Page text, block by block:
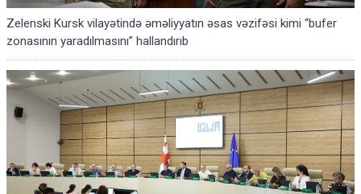
Zelenski Kursk vilayətində əməliyyatın əsas vəzifəsi kimi “bufer
zonasının yaradılmasını” hallandırıb